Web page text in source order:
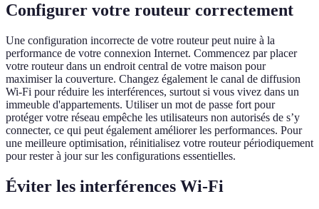
Configurer votre routeur correctement
Une configuration incorrecte de votre routeur peut nuire à la
performance de votre connexion Internet. Commencez par placer
votre routeur dans un endroit central de votre maison pour
maximiser la couverture. Changez également le canal de diffusion
Wi-Fi pour réduire les interférences, surtout si vous vivez dans un
immeuble d'appartements. Utiliser un mot de passe fort pour
protéger votre réseau empêche les utilisateurs non autorisés de s’y
connecter, ce qui peut également améliorer les performances. Pour
une meilleure optimisation, réinitialisez votre routeur périodiquement
pour rester à jour sur les configurations essentielles.
Éviter les interférences Wi-Fi